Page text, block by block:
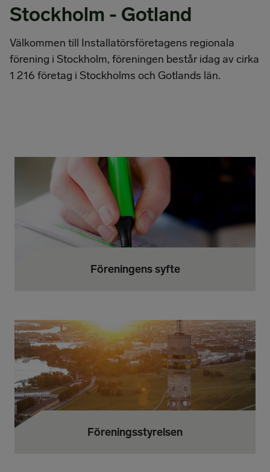
Stockholm - Gotland
Välkommen till Installatörsföretagens regionala
förening i Stockholm, föreningen består idag av cirka
1 216 företag i Stockholms och Gotlands län.
Föreningens syfte
Föreningsstyrelsen